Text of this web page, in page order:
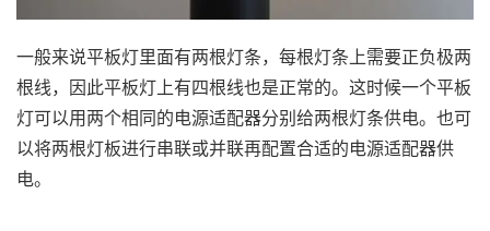
一般来说平板灯里面有两根灯条，每根灯条上需要正负极两
根线，因此平板灯上有四根线也是正常的。这时候一个平板
灯可以用两个相同的电源适配器分别给两根灯条供电。也可
以将两根灯板进行串联或并联再配置合适的电源适配器供
电。